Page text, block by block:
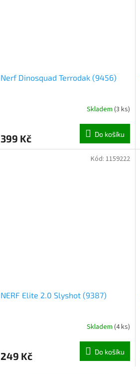
Nerf Dinosquad Terrodak (9456)
Skladem (3 ks)
399 Kč Do košíku
NERF Elite 2.0 Slyshot (9387)
Skladem (4 ks)
249 Kč Do košíku
Kód: 1159222